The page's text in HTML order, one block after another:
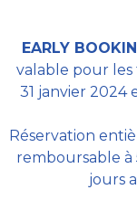
EARLY
valable pour les
31 janvier 2024
Réservation
remboursable à
jours